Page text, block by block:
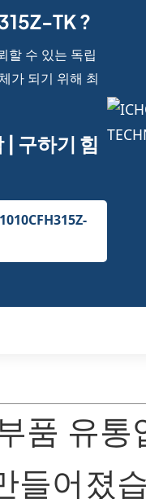
TK ?
할 수 있는 독립
가 되기 위해 최
| 구하기 힘
품 유
들어졌